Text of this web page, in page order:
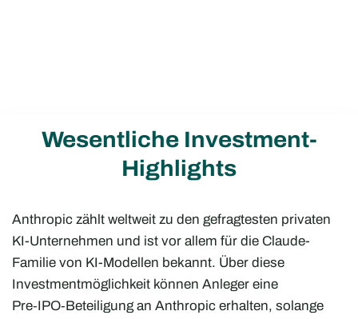
Wesentliche Investment-
Highlights
Anthropic zählt weltweit zu den gefragtesten privaten
KI-Unternehmen und ist vor allem für die Claude-
Familie von KI-Modellen bekannt. Über diese
Investmentmöglichkeit können Anleger eine
Pre‑IPO‑Beteiligung an Anthropic erhalten, solange